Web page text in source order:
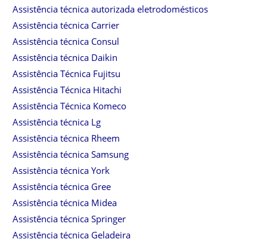
Assistência técnica autorizada eletrodomésticos
Assistência técnica Carrier
Assistência técnica Consul
Assistência técnica Daikin
Assistência Técnica Fujitsu
Assistência Técnica Hitachi
Assistência Técnica Komeco
Assistência técnica Lg
Assistência técnica Rheem
Assistência técnica Samsung
Assistência técnica York
Assistência técnica Gree
Assistência técnica Midea
Assistência técnica Springer
Assistência técnica Geladeira